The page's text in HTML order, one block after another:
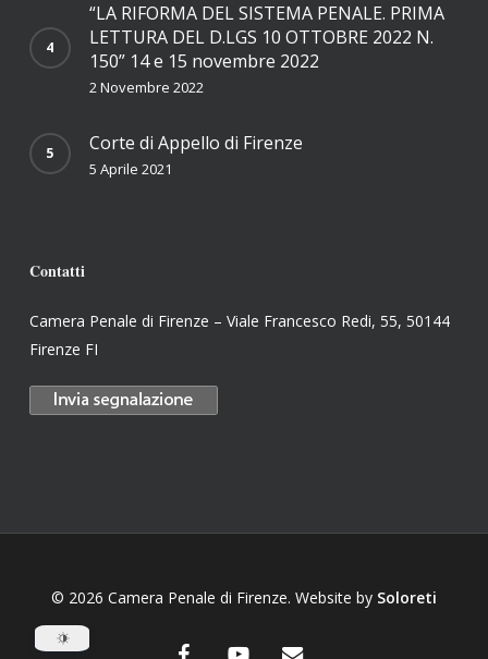
“LA RIFORMA DEL SISTEMA PENALE. PRIMA
LETTURA DEL D.LGS 10 OTTOBRE 2022 N.
150” 14 e 15 novembre 2022
2 Novembre 2022
Corte di Appello di Firenze
5 Aprile 2021
Contatti
Camera Penale di Firenze – Viale Francesco Redi, 55, 50144
Firenze FI
© 2026 Camera Penale di Firenze. Website by Soloreti
facebookyoutubeemail